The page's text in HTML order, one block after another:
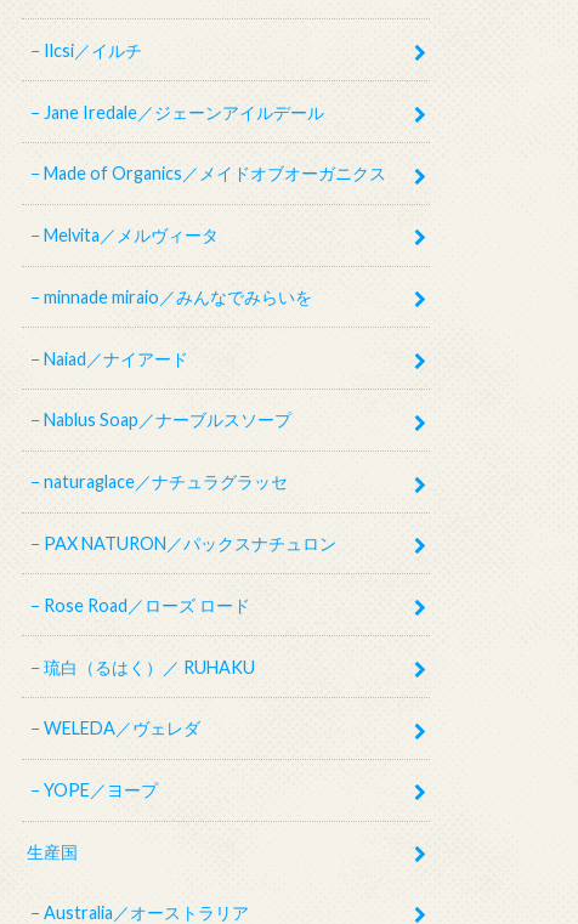
Ilcsi／イルチ
Jane Iredale／ジェーンアイルデール
Made of Organics／メイドオブオーガニクス
Melvita／メルヴィータ
minnade miraio／みんなでみらいを
Naiad／ナイアード
Nablus Soap／ナーブルスソープ
naturaglace／ナチュラグラッセ
PAX NATURON／パックスナチュロン
Rose Road／ローズ ロード
琉白（るはく）／ RUHAKU
WELEDA／ヴェレダ
YOPE／ヨープ
生産国
Australia／オーストラリア